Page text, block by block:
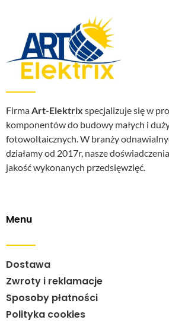
Firma Art-Elektrix specjalizuje się w
komponentów do budowy małych i
fotowoltaicznych. W branży
działamy od 2017r, nasze
jakość wykonanych przedsięwzięć.
Menu
Dostawa
Zwroty i reklamacje
Sposoby płatności
Polityka cookies